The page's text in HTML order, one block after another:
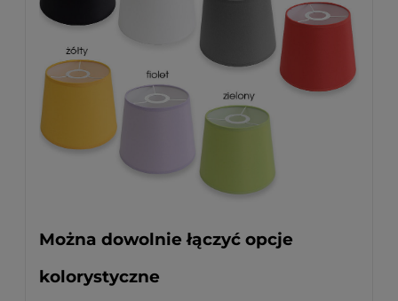
Można dowolnie łączyć opcje
kolorystyczne